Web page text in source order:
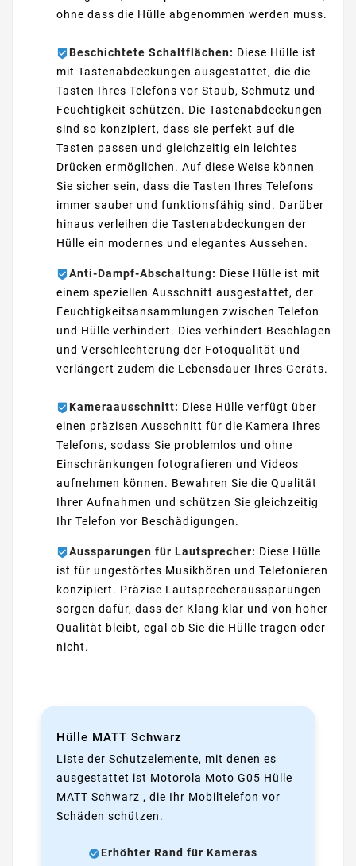
ohne dass die Hülle abgenommen werden muss.
Beschichtete Schaltflächen: Diese Hülle ist
mit Tastenabdeckungen ausgestattet, die die
Tasten Ihres Telefons vor Staub, Schmutz und
Feuchtigkeit schützen. Die Tastenabdeckungen
sind so konzipiert, dass sie perfekt auf die
Tasten passen und gleichzeitig ein leichtes
Drücken ermöglichen. Auf diese Weise können
Sie sicher sein, dass die Tasten Ihres Telefons
immer sauber und funktionsfähig sind. Darüber
hinaus verleihen die Tastenabdeckungen der
Hülle ein modernes und elegantes Aussehen.
Anti-Dampf-Abschaltung: Diese Hülle ist mit
einem speziellen Ausschnitt ausgestattet, der
Feuchtigkeitsansammlungen zwischen Telefon
und Hülle verhindert. Dies verhindert Beschlagen
und Verschlechterung der Fotoqualität und
verlängert zudem die Lebensdauer Ihres Geräts.
Kameraausschnitt: Diese Hülle verfügt über
einen präzisen Ausschnitt für die Kamera Ihres
Telefons, sodass Sie problemlos und ohne
Einschränkungen fotografieren und Videos
aufnehmen können. Bewahren Sie die Qualität
Ihrer Aufnahmen und schützen Sie gleichzeitig
Ihr Telefon vor Beschädigungen.
Aussparungen für Lautsprecher: Diese Hülle
ist für ungestörtes Musikhören und Telefonieren
konzipiert. Präzise Lautsprecheraussparungen
sorgen dafür, dass der Klang klar und von hoher
Qualität bleibt, egal ob Sie die Hülle tragen oder
nicht.
Hülle MATT Schwarz
Liste der Schutzelemente, mit denen es
ausgestattet ist Motorola Moto G05 Hülle
MATT Schwarz , die Ihr Mobiltelefon vor
Schäden schützen.
Erhöhter Rand für Kameras